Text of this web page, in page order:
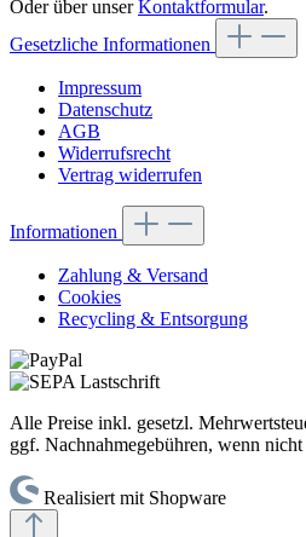
Oder über unserKontaktformular.
Gesetzliche Informationen
Impressum
Datenschutz
AGB
Widerrufsrecht
Vertrag widerrufen
Informationen
Zahlung & Versand
Cookies
Recycling & Entsorgung
Alle Preise inkl. gesetzl.
ggf. Nachnahmegebühren, wenn nicht
Realisiert mit Shopware